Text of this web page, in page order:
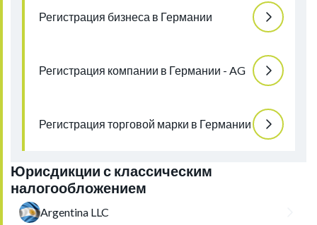
Регистрация бизнеса в Германии
Регистрация компании в Германии - AG
Регистрация торговой марки в Германии
Юрисдикции с классическим
налогообложением
Argentina LLC